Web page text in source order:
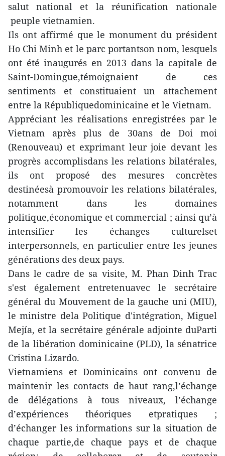
salut national et la réunification nationale
peuple vietnamien.
Ils ont affirmé que le monument du président
Ho Chi Minh et le parc portantson nom, lesquels
ont été inaugurés en 2013 dans la capitale de
Saint-Domingue,témoignaient de ces
sentiments et constituaient un attachement
entre la Républiquedominicaine et le Vietnam.
Appréciant les réalisations enregistrées par le
Vietnam après plus de 30ans de Doi moi
(Renouveau) et exprimant leur joie devant les
progrès accomplisdans les relations bilatérales,
ils ont proposé des mesures concrètes
destinéesà promouvoir les relations bilatérales,
notamment dans les domaines
politique,économique et commercial ; ainsi qu’à
intensifier les échanges culturelset
interpersonnels, en particulier entre les jeunes
générations des deux pays.
Dans le cadre de sa visite, M. Phan Dinh Trac
s'est également entretenuavec le secrétaire
général du Mouvement de la gauche uni (MIU),
le ministre dela Politique d'intégration, Miguel
Mejía, et la secrétaire générale adjointe duParti
de la libération dominicaine (PLD), la sénatrice
Cristina Lizardo.
Vietnamiens et Dominicains ont convenu de
maintenir les contacts de haut rang,l’échange
de délégations à tous niveaux, l’échange
d’expériences théoriques etpratiques ;
d’échanger les informations sur la situation de
chaque partie,de chaque pays et de chaque